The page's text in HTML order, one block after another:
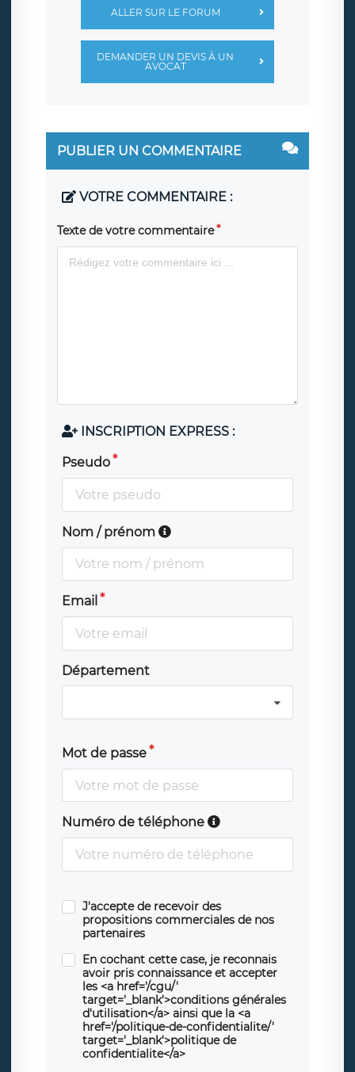
ALLER SUR LE FORUM
DEMANDER UN DEVIS À UN
AVOCAT
PUBLIER UN COMMENTAIRE
VOTRE COMMENTAIRE :
Texte de votre commentaire
INSCRIPTION EXPRESS :
Pseudo
Nom / prénom
Email
Département
Mot de passe
Numéro de téléphone
J'accepte de recevoir des
propositions commerciales de nos
partenaires
En cochant cette case, je reconnais
avoir pris connaissance et accepter
les <a href='/cgu/'
target='_blank'>conditions générales
d'utilisation</a> ainsi que la <a
href='/politique-de-confidentialite/'
target='_blank'>politique de
confidentialite</a>